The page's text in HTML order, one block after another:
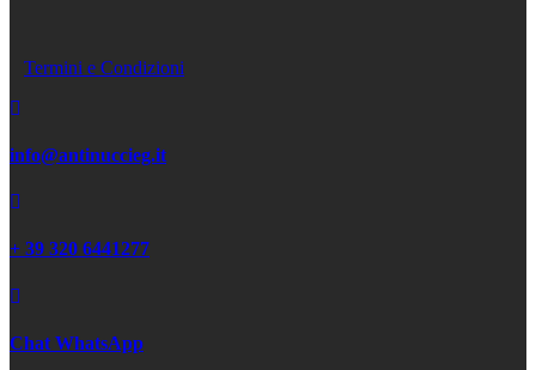
Termini e Condizioni
info@antinuccieg.it
+ 39 320 6441277
Chat WhatsApp